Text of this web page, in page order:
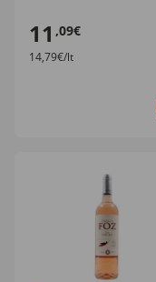
11 ,09€
14,79€/lt